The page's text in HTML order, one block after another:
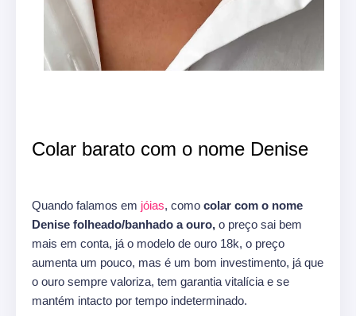
Colar barato com o nome Denise
Quando falamos em jóias, como colar com o nome
Denise folheado/banhado a ouro, o preço sai bem
mais em conta, já o modelo de ouro 18k, o preço
aumenta um pouco, mas é um bom investimento, já que
o ouro sempre valoriza, tem garantia vitalícia e se
mantém intacto por tempo indeterminado.